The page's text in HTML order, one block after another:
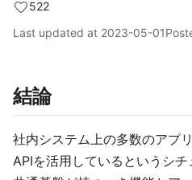
522
Last updated at 2023-05-01
結論
社内システム上の多数のアプ
APIを活用しているというシ